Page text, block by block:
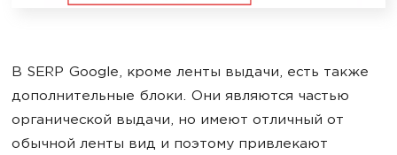
В SERP Google, кроме ленты выдачи, есть также
дополнительные блоки. Они являются частью
органической выдачи, но имеют отличный от
обычной ленты вид и поэтому привлекают